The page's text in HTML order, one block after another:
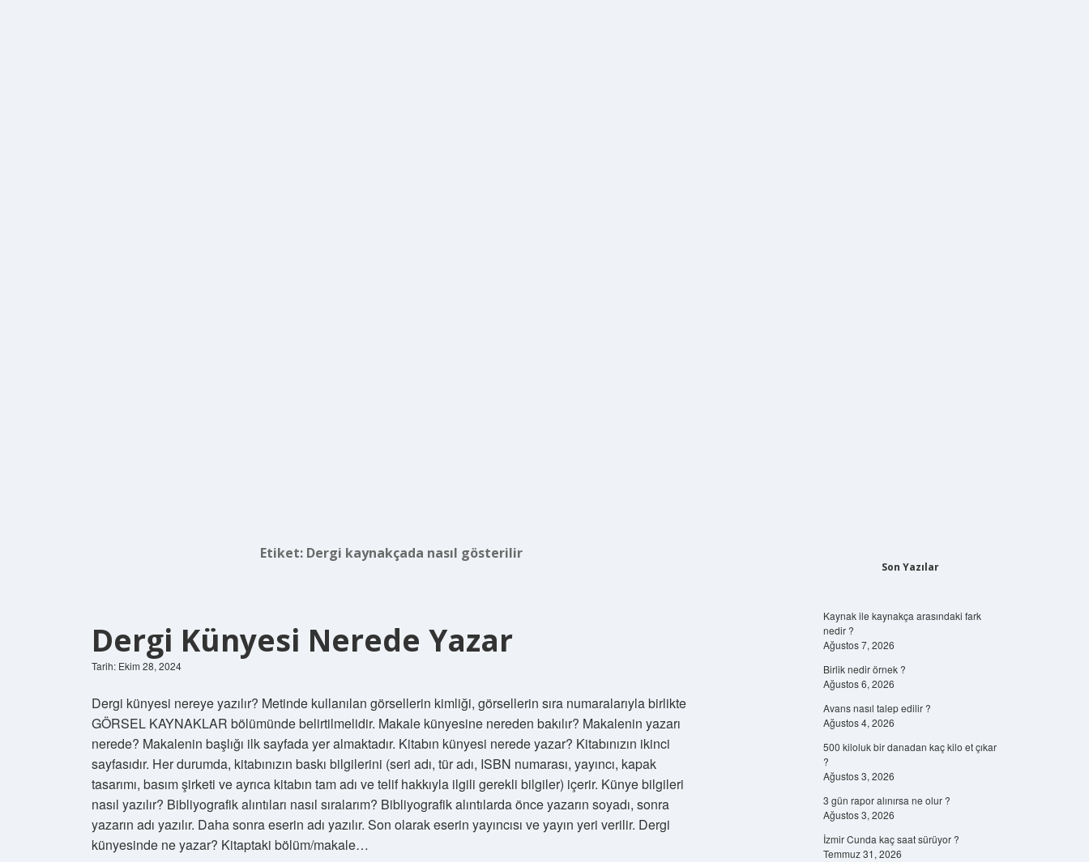
Etiket: Dergi kaynakçada nasıl gösterilir
Dergi Künyesi Nerede Yazar
Tarih: Ekim 28, 2024
Dergi künyesi nereye yazılır? Metinde kullanılan görsellerin kimliği, görsellerin sıra numaralarıyla birlikte
GÖRSEL KAYNAKLAR bölümünde belirtilmelidir. Makale künyesine nereden bakılır? Makalenin yazarı
nerede? Makalenin başlığı ilk sayfada yer almaktadır. Kitabın künyesi nerede yazar? Kitabınızın ikinci
sayfasıdır. Her durumda, kitabınızın baskı bilgilerini (seri adı, tür adı, ISBN numarası, yayıncı, kapak
tasarımı, basım şirketi ve ayrıca kitabın tam adı ve telif hakkıyla ilgili gerekli bilgiler) içerir. Künye bilgileri
nasıl yazılır? Bibliyografik alıntıları nasıl sıralarım? Bibliyografik alıntılarda önce yazarın soyadı, sonra
yazarın adı yazılır. Daha sonra eserin adı yazılır. Son olarak eserin yayıncısı ve yayın yeri verilir. Dergi
künyesinde ne yazar? Kitaptaki bölüm/makale…
Son Yazılar
Kaynak ile kaynakça arasındaki fark
nedir ?
Ağustos 7, 2026
Birlik nedir örnek ?
Ağustos 6, 2026
Avans nasıl talep edilir ?
Ağustos 4, 2026
500 kiloluk bir danadan kaç kilo et çıkar
?
Ağustos 3, 2026
3 gün rapor alınırsa ne olur ?
Ağustos 3, 2026
İzmir Cunda kaç saat sürüyor ?
Temmuz 31, 2026